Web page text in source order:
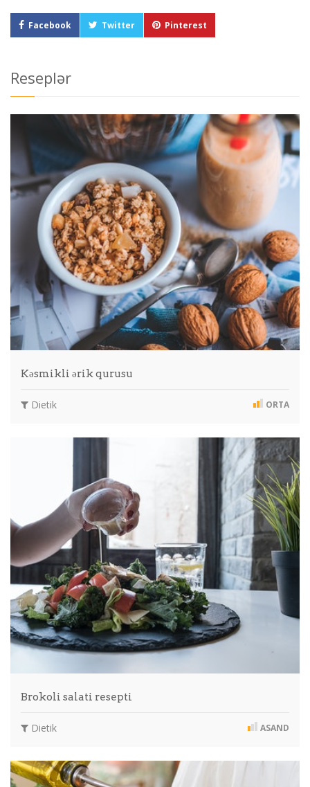
Facebook Twitter Pinterest
Reseplər
Kəsmikli ərik qurusu
Dietik ORTA
Brokoli salati resepti
Dietik ASAND